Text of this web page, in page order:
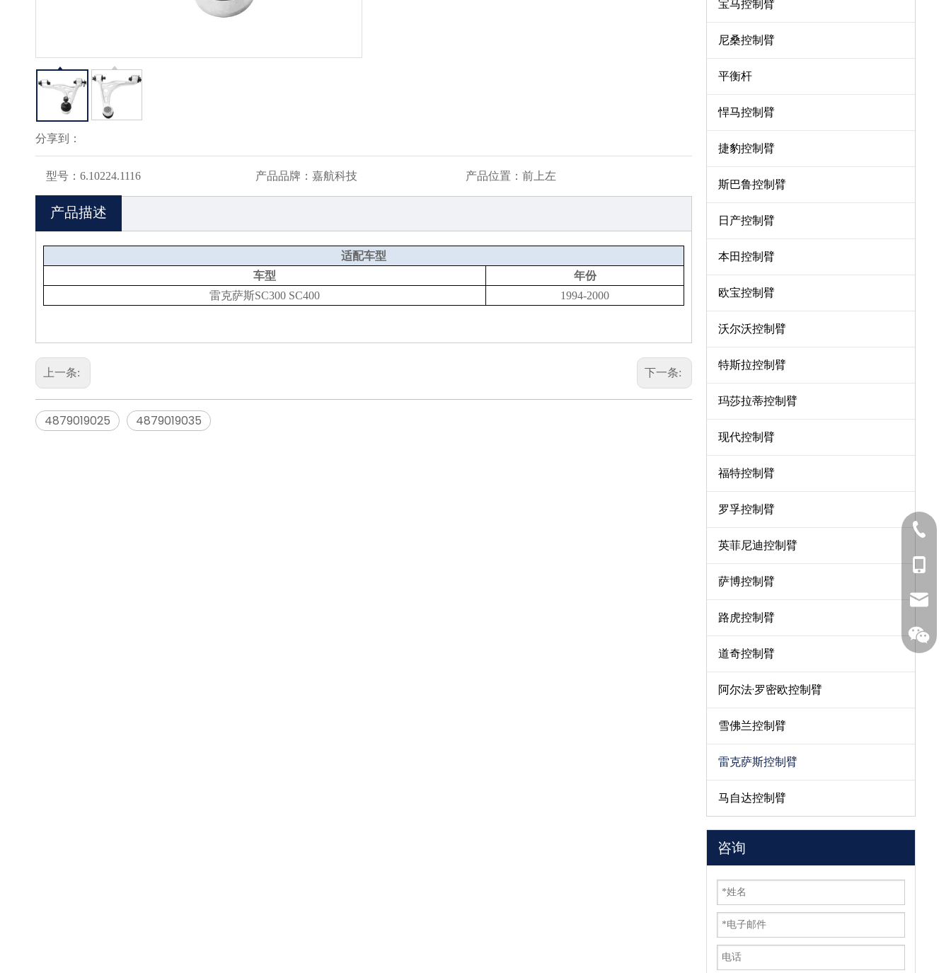
分享到：
型号： 6.10224.1116 产品品牌：嘉航科技 产品位置： 前上左
产品描述
适配车型
车型
年份
雷克萨斯SC300 SC400
1994-2000
上一条: 下一条:
4879019025 4879019035
宝马控制臂
尼桑控制臂
平衡杆
悍马控制臂
捷豹控制臂
斯巴鲁控制臂
日产控制臂
本田控制臂
欧宝控制臂
沃尔沃控制臂
特斯拉控制臂
玛莎拉蒂控制臂
现代控制臂
福特控制臂
罗孚控制臂
英菲尼迪控制臂
萨博控制臂
路虎控制臂
道奇控制臂
阿尔法·罗密欧控制臂
雪佛兰控制臂
雷克萨斯控制臂
马自达控制臂
咨询
0571-